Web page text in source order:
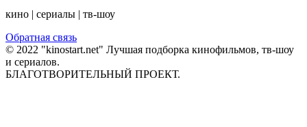
кино | сериалы | тв-шоу
Обратная связь
© 2022 "kinostart.net" Лучшая подборка кинофильмов, тв-шоу
и сериалов.
БЛАГОТВОРИТЕЛЬНЫЙ ПРОЕКТ.